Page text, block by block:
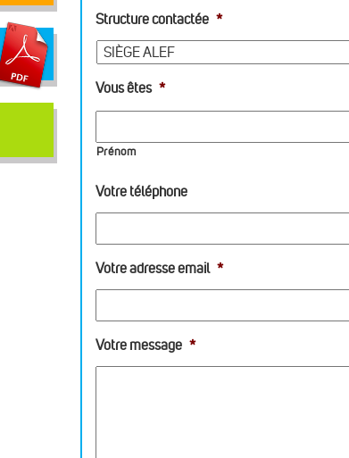
Structure contactée *
Vous êtes *
Prénom
Votre téléphone
Votre adresse email *
Votre message *